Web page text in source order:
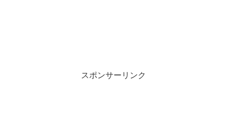
スポンサーリンク